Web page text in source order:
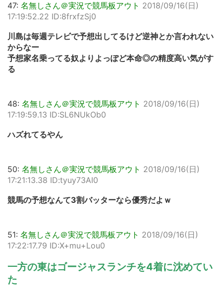
47: 名無しさん＠実況で競馬板アウト 2018/09/16(日)
17:19:52.22 ID:8frxfzSj0
川島は毎週テレビで予想出してるけど逆神とか言われない
からなー
予想家名乗ってる奴よりよっぽど本命◎の精度高い気がす
る
48: 名無しさん＠実況で競馬板アウト 2018/09/16(日)
17:19:59.13 ID:SL6NUkOb0
ハズれてるやん
50: 名無しさん＠実況で競馬板アウト 2018/09/16(日)
17:21:13.38 ID:tyuy73AI0
競馬の予想なんて3割バッターなら優秀だよｗ
51: 名無しさん＠実況で競馬板アウト 2018/09/16(日)
17:22:17.79 ID:X+mu+Lou0
一方の東はゴージャスランチを4着に沈めてい
た